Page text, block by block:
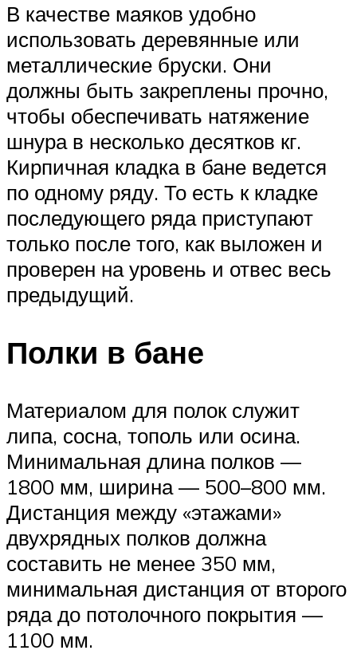
В качестве маяков удобно
использовать деревянные или
металлические бруски. Они
должны быть закреплены прочно,
чтобы обеспечивать натяжение
шнура в несколько десятков кг.
Кирпичная кладка в бане ведется
по одному ряду. То есть к кладке
последующего ряда приступают
только после того, как выложен и
проверен на уровень и отвес весь
предыдущий.
Полки в бане
Материалом для полок служит
липа, сосна, тополь или осина.
Минимальная длина полков —
1800 мм, ширина — 500–800 мм.
Дистанция между «этажами»
двухрядных полков должна
составить не менее 350 мм,
минимальная дистанция от второго
ряда до потолочного покрытия —
1100 мм.